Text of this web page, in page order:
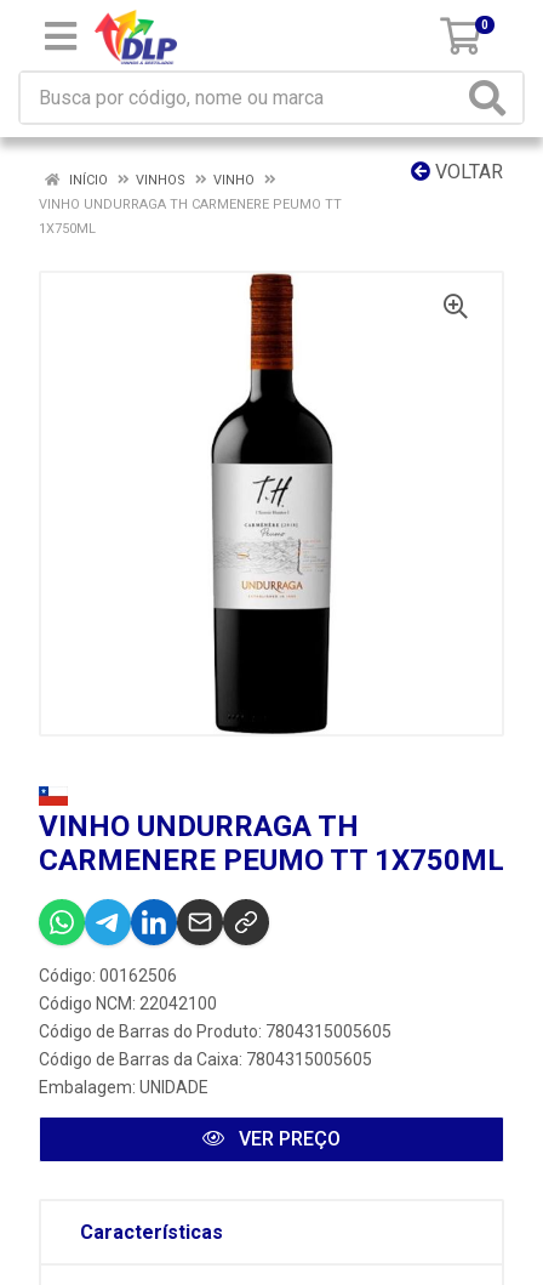
0
VOLTAR
INÍCIO VINHOS
VINHO
VINHO UNDURRAGA TH CARMENERE PEUMO TT
1X750ML
VINHO UNDURRAGA TH
CARMENERE PEUMO TT 1X750ML
Código: 00162506
Código NCM: 22042100
Código de Barras do Produto: 7804315005605
Código de Barras da Caixa: 7804315005605
Embalagem: UNIDADE
VER PREÇO
Características